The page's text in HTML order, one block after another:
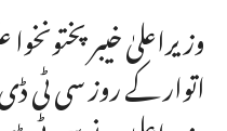
وزیراعلیٰ
اتوار کے روز سی ٹی